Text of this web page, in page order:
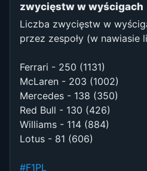
zwycięstw w wyścigach
Liczba zwycięstw w
przez zespoły (w nawiasie
Ferrari - 250 (1131)
McLaren - 203 (1002)
Mercedes - 138 (350)
Red Bull - 130 (426)
Williams - 114 (884)
Lotus - 81 (606)
#F1PL